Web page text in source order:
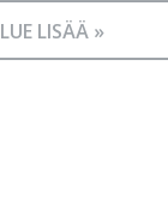
LUE LISÄÄ »